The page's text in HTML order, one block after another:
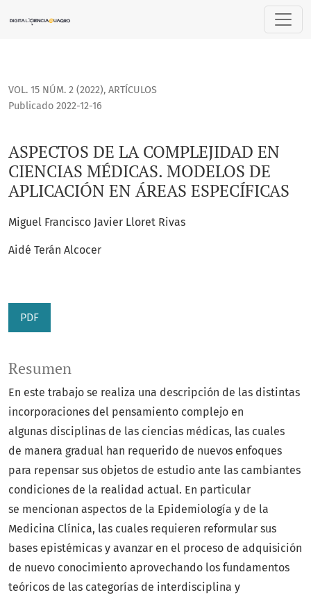
ASPECTOS DE LA COMPLEJIDAD EN CIENCIAS MÉDICAS.
VOL. 15 NÚM. 2 (2022), ARTÍCULOS
ASPECTOS DE LA COMPLEJIDAD EN
CIENCIAS MÉDICAS. MODELOS DE
APLICACIÓN EN ÁREAS ESPECÍFICAS
Publicado 2022-12-16
Miguel Francisco Javier Lloret Rivas
Aidé Terán Alcocer
PDF
Resumen
En este trabajo se realiza una descripción de las distintas
incorporaciones del pensamiento complejo en
algunas disciplinas de las ciencias médicas, las cuales
de manera gradual han requerido de nuevos enfoques
para repensar sus objetos de estudio ante las cambiantes
condiciones de la realidad actual. En particular
se mencionan aspectos de la Epidemiología y de la
Medicina Clínica, las cuales requieren reformular sus
bases epistémicas y avanzar en el proceso de adquisición
de nuevo conocimiento aprovechando los fundamentos
teóricos de las categorías de interdisciplina y